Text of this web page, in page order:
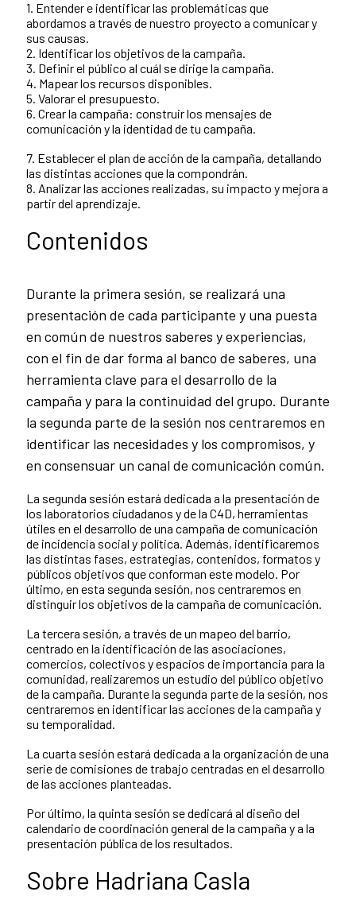
1. Entender e identificar las problemáticas que
abordamos a través de nuestro proyecto a comunicar y
sus causas.
2. Identificar los objetivos de la campaña.
3. Definir el público al cuál se dirige la campaña.
4. Mapear los recursos disponibles.
5. Valorar el presupuesto.
6. Crear la campaña: construir los mensajes de
comunicación y la identidad de tu campaña.
7. Establecer el plan de acción de la campaña, detallando
las distintas acciones que la compondrán.
8. Analizar las acciones realizadas, su impacto y mejora a
partir del aprendizaje.
Contenidos
Durante la primera sesión, se realizará una
presentación de cada participante y una puesta
en común de nuestros saberes y experiencias,
con el fin de dar forma al banco de saberes, una
herramienta clave para el desarrollo de la
campaña y para la continuidad del grupo. Durante
la segunda parte de la sesión nos centraremos en
identificar las necesidades y los compromisos, y
en consensuar un canal de comunicación común.
La segunda sesión estará dedicada a la presentación de
los laboratorios ciudadanos y de la C4D, herramientas
útiles en el desarrollo de una campaña de comunicación
de incidencia social y política. Además, identificaremos
las distintas fases, estrategias, contenidos, formatos y
públicos objetivos que conforman este modelo. Por
último, en esta segunda sesión, nos centraremos en
distinguir los objetivos de la campaña de comunicación.
La tercera sesión, a través de un mapeo del barrio,
centrado en la identificación de las asociaciones,
comercios, colectivos y espacios de importancia para la
comunidad, realizaremos un estudio del público objetivo
de la campaña. Durante la segunda parte de la sesión, nos
centraremos en identificar las acciones de la campaña y
su temporalidad.
La cuarta sesión estará dedicada a la organización de una
serie de comisiones de trabajo centradas en el desarrollo
de las acciones planteadas.
Por último, la quinta sesión se dedicará al diseño del
calendario de coordinación general de la campaña y a la
presentación pública de los resultados.
Sobre Hadriana Casla